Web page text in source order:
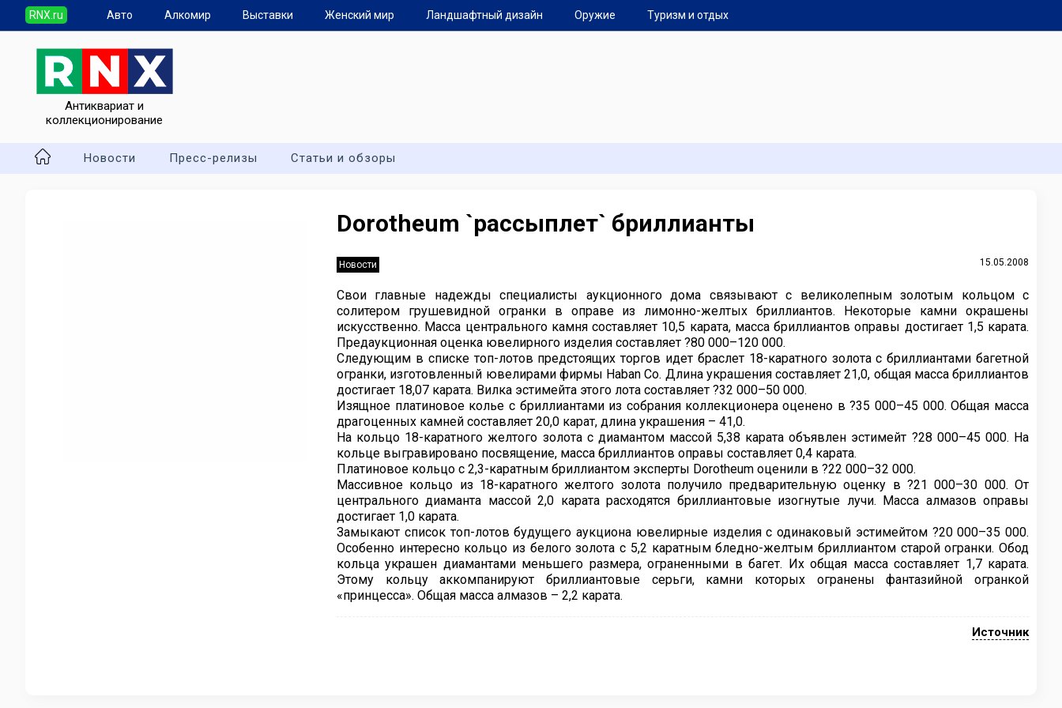
RNX.ru Авто Алкомир Выставки Женский мир Ландшафтный дизайн Оружие Туризм и отдых
Антиквариат и
коллекционирование
Новости Пресс-релизы Статьи и обзоры
Dorotheum `рассыплет` бриллианты
15.05.2008
Новости
Свои главные надежды специалисты аукционного дома связывают с великолепным золотым кольцом с
солитером грушевидной огранки в оправе из лимонно-желтых бриллиантов. Некоторые камни окрашены
искусственно. Масса центрального камня составляет 10,5 карата, масса бриллиантов оправы достигает 1,5 карата.
Предаукционная оценка ювелирного изделия составляет ?80 000–120 000.
Следующим в списке топ-лотов предстоящих торгов идет браслет 18-каратного золота с бриллиантами багетной
огранки, изготовленный ювелирами фирмы Haban Co. Длина украшения составляет 21,0, общая масса бриллиантов
достигает 18,07 карата. Вилка эстимейта этого лота составляет ?32 000–50 000.
Изящное платиновое колье с бриллиантами из собрания коллекционера оценено в ?35 000–45 000. Общая масса
драгоценных камней составляет 20,0 карат, длина украшения – 41,0.
На кольцо 18-каратного желтого золота с диамантом массой 5,38 карата объявлен эстимейт ?28 000–45 000. На
кольце выгравировано посвящение, масса бриллиантов оправы составляет 0,4 карата.
Платиновое кольцо с 2,3-каратным бриллиантом эксперты Dorotheum оценили в ?22 000–32 000.
Массивное кольцо из 18-каратного желтого золота получило предварительную оценку в ?21 000–30 000. От
центрального диаманта массой 2,0 карата расходятся бриллиантовые изогнутые лучи. Масса алмазов оправы
достигает 1,0 карата.
Замыкают список топ-лотов будущего аукциона ювелирные изделия с одинаковый эстимейтом ?20 000–35 000.
Особенно интересно кольцо из белого золота с 5,2 каратным бледно-желтым бриллиантом старой огранки. Обод
кольца украшен диамантами меньшего размера, ограненными в багет. Их общая масса составляет 1,7 карата.
Этому кольцу аккомпанируют бриллиантовые серьги, камни которых огранены фантазийной огранкой
«принцесса». Общая масса алмазов – 2,2 карата.
Источник